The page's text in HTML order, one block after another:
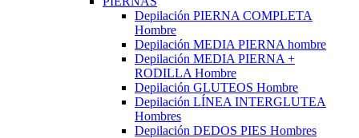
Depilación PIERNA COMPLETA
Hombre
Depilación MEDIA PIERNA hombre
Depilación MEDIA PIERNA +
RODILLA Hombre
Depilación GLUTEOS Hombre
Depilación LÍNEA INTERGLUTEA
Hombres
Depilación DEDOS PIES Hombres